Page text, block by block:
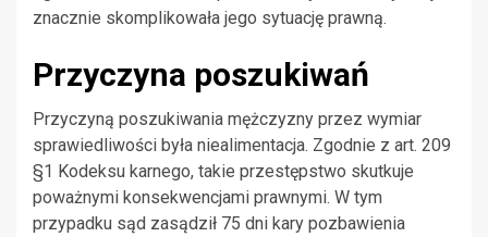
znacznie skomplikowała jego sytuację prawną.
Przyczyna poszukiwań
Przyczyną poszukiwania mężczyzny przez wymiar
sprawiedliwości była niealimentacja. Zgodnie z art. 209
§1 Kodeksu karnego, takie przestępstwo skutkuje
poważnymi konsekwencjami prawnymi. W tym
przypadku sąd zasądził 75 dni kary pozbawienia